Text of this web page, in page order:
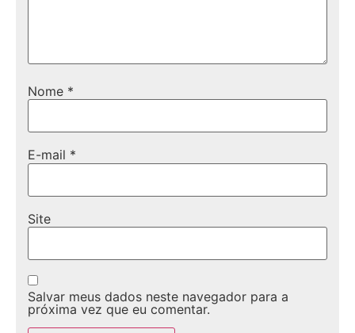
Nome *
E-mail *
Site
Salvar meus dados neste navegador para a
próxima vez que eu comentar.